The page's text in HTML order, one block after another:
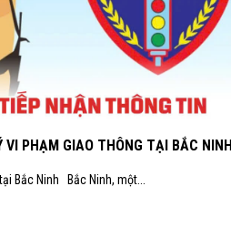
VI PHẠM GIAO THÔNG TẠI BẮC NINH
Bắc Ninh Bắc Ninh, một...